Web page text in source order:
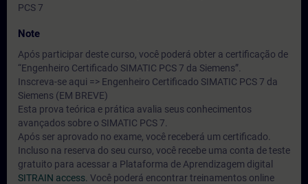
PCS 7
Note
Após participar deste curso, você poderá obter a certificação de
“Engenheiro Certificado SIMATIC PCS 7 da Siemens”.
Inscreva-se aqui => Engenheiro Certificado SIMATIC PCS 7 da
Siemens (EM BREVE)
Esta prova teórica e prática avalia seus conhecimentos
avançados sobre o SIMATIC PCS 7.
Após ser aprovado no exame, você receberá um certificado.
Incluso na reserva do seu curso, você recebe uma conta de teste
gratuito para acessar a Plataforma de Aprendizagem digital
SITRAIN access. Você poderá encontrar treinamentos online